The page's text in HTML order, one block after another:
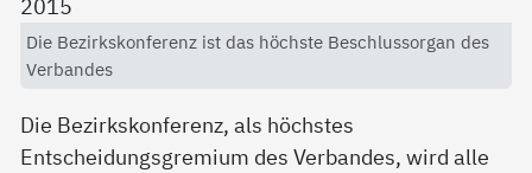
Die Bezirkskonferenz ist das höchste Beschlussorgan des
Verbandes
Die Bezirkskonferenz, als höchstes
Entscheidungsgremium des Verbandes, wird alle